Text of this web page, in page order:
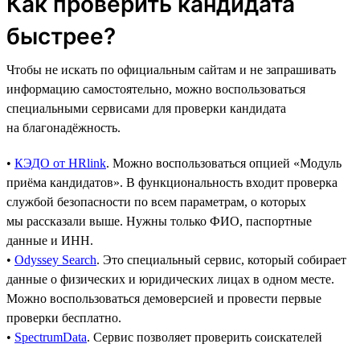
быстрее?
Чтобы не искать по официальным сайтам и не запрашивать
информацию самостоятельно, можно воспользоваться
специальными сервисами для проверки кандидата
на благонадёжность.
• КЭДО от HRlink. Можно воспользоваться опцией «Модуль
приёма кандидатов». В функциональность входит проверка
службой безопасности по всем параметрам, о которых
мы рассказали выше. Нужны только ФИО, паспортные
данные и ИНН.
• Odyssey Search. Это специальный сервис, который собирает
данные о физических и юридических лицах в одном месте.
Можно воспользоваться демоверсией и провести первые
проверки бесплатно.
• SpectrumData. Сервис позволяет проверить соискателей